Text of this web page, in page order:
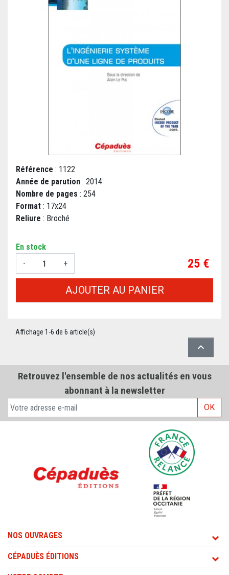
Référence : 1122
Année de parution : 2014
Nombre de pages : 254
Format : 17x24
Reliure : Broché
En stock
-
+ Prix
25 €
AJOUTER AU PANIER
Affichage 1-6 de 6 article(s)

Retrouvez l'ensemble de nos actualités en vous
abonnant à la newsletter
OK
NOS OUVRAGES
CÉPADUÈS ÉDITIONS